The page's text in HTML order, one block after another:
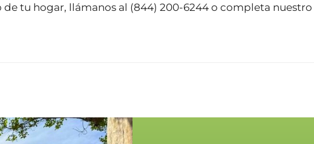
tu hogar, llámanos al (844) 200-6244o completa nuestro